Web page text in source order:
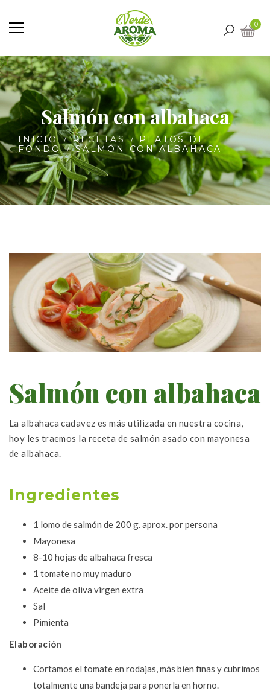
0
Salmón con albahaca
INICIO RECETAS
PLATOS DE
FONDO
SALMÓN CON ALBAHACA
Salmón con albahaca
La albahaca cadavez es más utilizada en nuestra cocina,
hoy les traemos la receta de salmón asado con mayonesa
de albahaca.
Ingredientes
1 lomo de salmón de 200 g. aprox. por persona
Mayonesa
8-10 hojas de albahaca fresca
1 tomate no muy maduro
Aceite de oliva virgen extra
Sal
Pimienta
Elaboración
Cortamos el tomate en rodajas, más bien finas y cubrimos
totalmente una bandeja para ponerla en horno.